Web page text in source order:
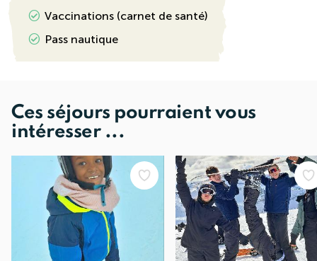
Vaccinations (carnet de santé)
Pass nautique
Ces séjours pourraient vous
intéresser ...